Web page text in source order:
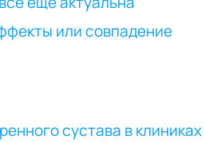
или совпадение
сустава в клиниках